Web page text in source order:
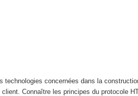
technologies concernées dans la
Connaître les principes du protocole